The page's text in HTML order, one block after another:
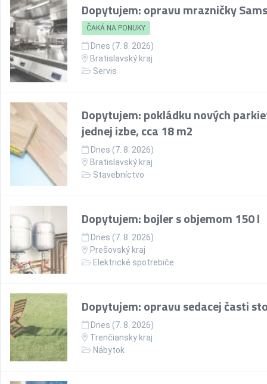
Dopytujem: opravu mrazničky
ČAKÁ NA PONUKY
Dnes (7. 8. 2026)
Bratislavský kraj
Servis
Dopytujem: pokládku nových
jednej izbe, cca 18 m2
Dnes (7. 8. 2026)
Bratislavský kraj
Stavebníctvo
Dopytujem: bojler s objemom 150 l
Dnes (7. 8. 2026)
Prešovský kraj
Elektrické spotrebiče
Dopytujem: opravu sedacej časti
Dnes (7. 8. 2026)
Trenčiansky kraj
Nábytok